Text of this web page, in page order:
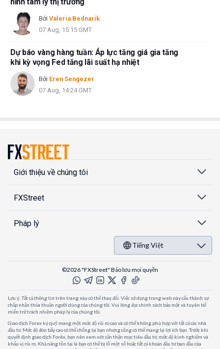
hình tâm lý thị trường
Bởi Valeria Bednarik
07 Aug, 15:15 GMT
Dự báo vàng hàng tuần: Áp lực tăng giá gia tăng
khi kỳ vọng Fed tăng lãi suất hạ nhiệt
Bởi Eren Sengezer
07 Aug, 14:24 GMT
Giới thiệu về chúng tôi
FXStreet
Pháp lý
Tiếng Việt
©2026 "FXStreet" Bảo lưu mọi quyền
Lưu ý: Tất cả thông tin trên trang này có thể thay đổi. Việc sử dụng trang web này cấu thành sự
chấp nhận thỏa thuận người dùng của chúng tôi. Vui lòng đọc chính sách bảo mật và tuyên bố
miễn trừ trách nhiệm pháp lý của chúng tôi.
Giao dịch Forex ký quỹ mang một mức độ rủi ro cao và có thể không phù hợp với tất cả các nhà
đầu tư. Mức độ đòn bẩy cao có thể chống lại bạn nhưng cũng có thể mang lại lợi ích bạn. Trước khi
quyết định giao dịch Forêx, bạn nên xem xét cẩn thận mục tiêu đầu tư, mức độ kinh nghiệm và
khẩu vị rủi ro. Khả năng tồn tại là bạn có thể bị lỗ một số hoặc tất cả khoản đầu tư ban đầu của